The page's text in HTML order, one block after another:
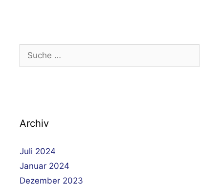
nach:
Archiv
Juli 2024
Januar 2024
Dezember 2023